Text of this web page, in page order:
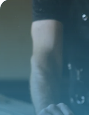
9 juin 2026